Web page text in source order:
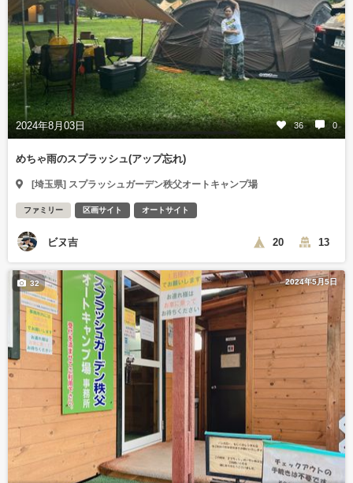
2024年8月03日 36 0
めちゃ雨のスプラッシュ(アップ忘れ)
[埼玉県] スプラッシュガーデン秩父オートキャンプ場
ファミリー 区画サイト オートサイト
ビヌ吉 20 13
2024年5月5日
32